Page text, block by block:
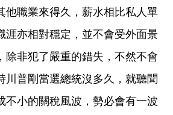
職業來得久，薪水相比私人單
涯亦相對穩定，並不會受外面景
除非犯了嚴重的錯失，不然不會
川普剛當選總統沒多久，就聽聞
不小的關稅風波，勢必會有一波